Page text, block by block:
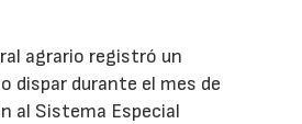
agrario registró un
dispar durante el mes de
al Sistema Especial